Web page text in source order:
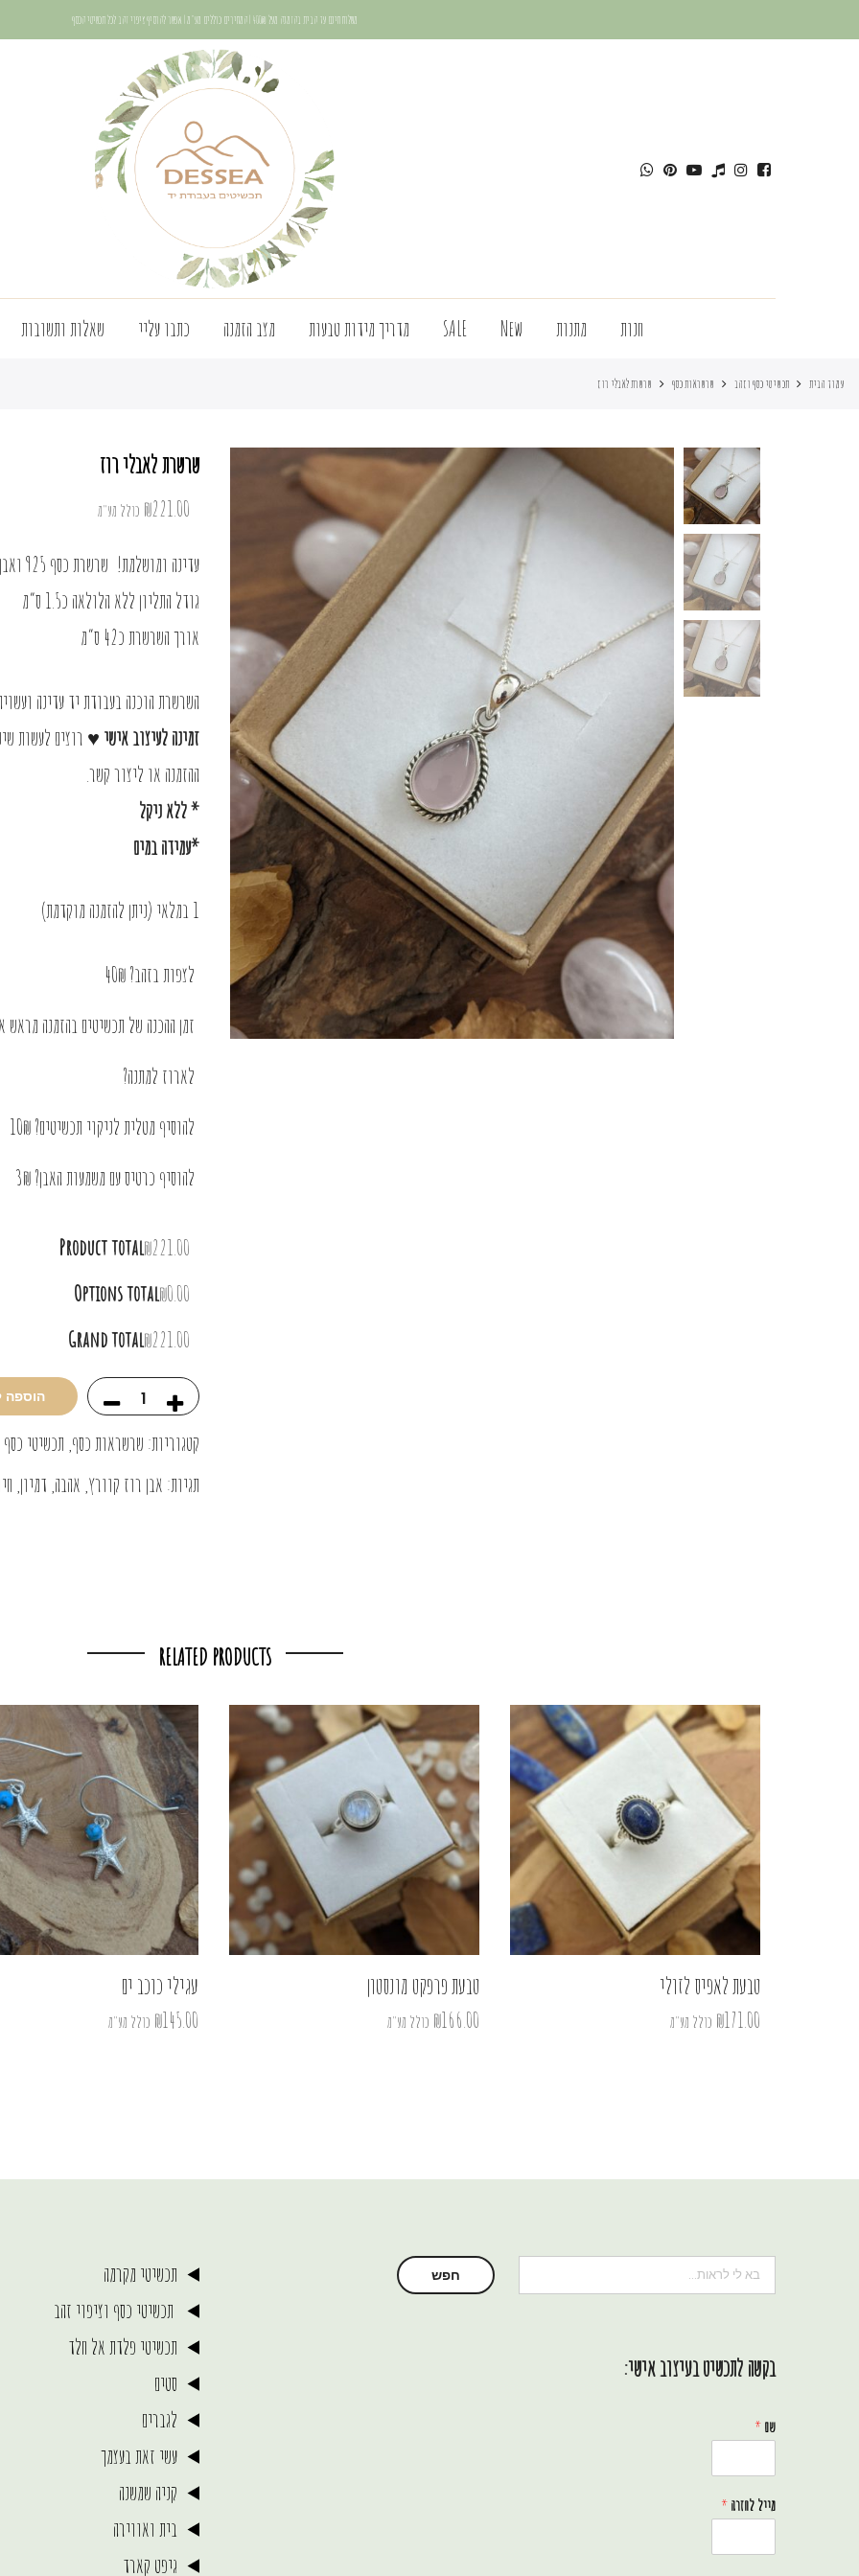
משלוח חינם עד הבית בהזמנה מעל 400₪ | המחירים כוללים מע"מ | אפשר להוסיף ציפוי זהב לכל תכשיטי הכסף
חנות מתנות New
SALE מדריך מידות טבעות מצב הזמנה כתבו עליי שאלות ותשובות
עמוד הבית תכשיטי כסף וזהב שרשראות כסף שרשרת לאבלי רוז
שרשרת לאבלי רוז
₪221.00 כולל מע"מ
עדינה ומושלמת! שרשרת כסף 925 ואבן רוז קוורץ מהממת טבעית.
גודל התליון ללא הלולאה כ1.5 ס”מ
אורך השרשרת כ42 ס”מ
השרשרת הוכנה בעבודת יד עדינה ועשויה כסף 925 ואבני
זמינה לעיצוב אישי ♥ רוצים לעשות
ההזמנה או ליצור קשר
* ללא ניקל
*עמידה במים
1 במלאי (ניתן להזמנה מוקדמת)
לצפות בזהב? 40₪
זמן ההכנה של תכשיטים בהזמנה מראש או
לארוז למתנה?
להוסיף מטלית לניקוי תכשיטים? 10₪
להוסיף כרטיס עם משמעות האבן? 3₪
Product total₪221.00
Options total₪0.00
Grand total₪221.00
הוספה
קטגוריות: שרשראות כסף תכשיטי
תגיות: אבן רוז קוורץ אהבה דמיון
RELATED PRODUCTS
טבעת לאפיס לזולי
₪171.00 כולל מע"מ
טבעת פרפקט מונסטון
₪166.00 כולל מע"מ
עגילי כוכב ים
₪145.00 כולל מע"מ
חיפוש חפש
בקשה לתכשיט בעיצוב אישי:
שם *
מייל לחזרה *
תכשיטי מקרמה
תכשיטי כסף וציפוי זהב
תכשיטי פלדת אל חלד
סטים
לגברים
עשי זאת בעצמך
קניה שמשנה
בית ואווירה
גיפט קארד